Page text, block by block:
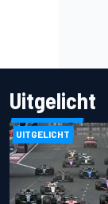
Uitgelicht
UITGELICHT